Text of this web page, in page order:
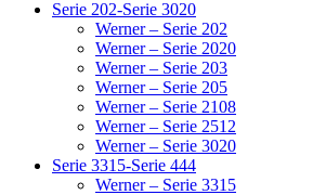
Serie 202-Serie 3020
Werner – Serie 202
Werner – Serie 2020
Werner – Serie 203
Werner – Serie 205
Werner – Serie 2108
Werner – Serie 2512
Werner – Serie 3020
Serie 3315-Serie 444
Werner – Serie 3315